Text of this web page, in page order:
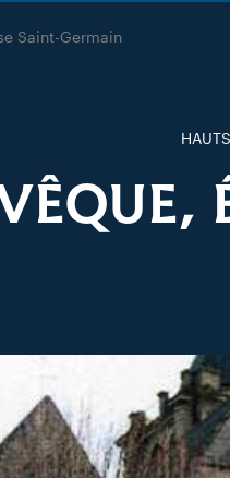
Saint-Germain